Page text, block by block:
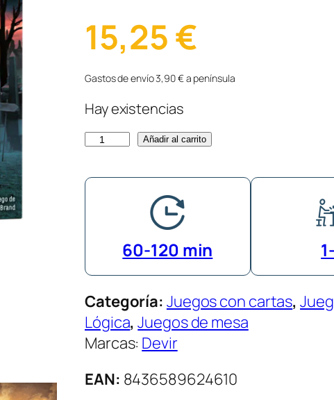
15,25€
Gastos de envío 3,90 € a península
Hay existencias
E
i
l
e
m
e
n
t
Añadir al carrito
60-120 min
Categoría: Juegos con cartas,
Lógica, Juegos de mesa
Marcas: Devir
EAN: 8436589624610